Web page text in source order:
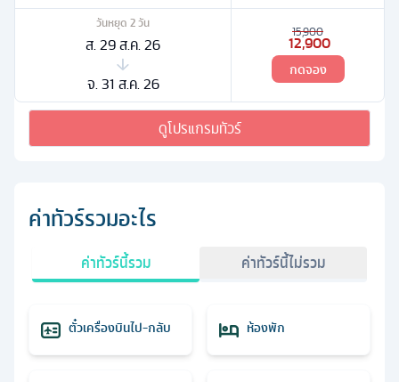
วันหยุด 2วัน
ส. 29 ส.ค. 26
จ. 31 ส.ค. 26
15,900
12,900
กดจอง
ดูโปรแกรมทัวร์
ค่าทัวร์รวมอะไร
ค่าทัวร์นี้รวม ค่าทัวร์นี้ไม่รวม
ตั๋วเครื่องบินไป-กลับ ห้องพัก